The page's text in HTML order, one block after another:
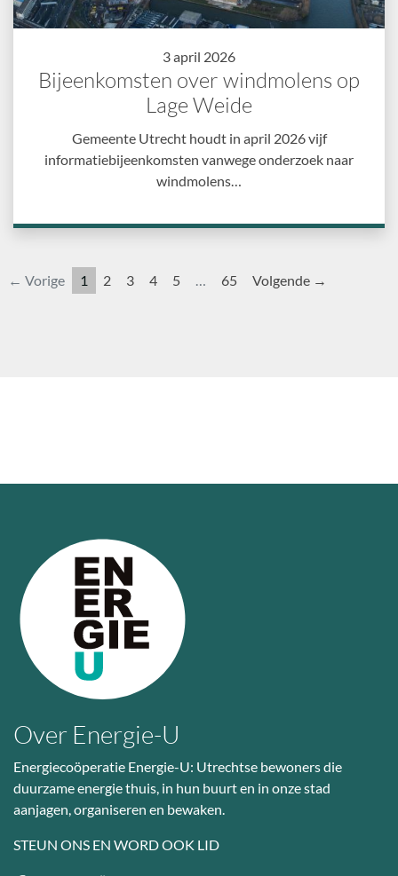
3 april 2026
Bijeenkomsten over windmolens op
Lage Weide
Gemeente Utrecht houdt in april 2026 vijf
informatiebijeenkomsten vanwege onderzoek naar
windmolens…
← Vorige 1 2 3 4 5 … 65 Volgende →
Over Energie-U
Energiecoöperatie Energie-U: Utrechtse bewoners die
duurzame energie thuis, in hun buurt en in onze stad
aanjagen, organiseren en bewaken.
STEUN ONS EN WORD OOK LID